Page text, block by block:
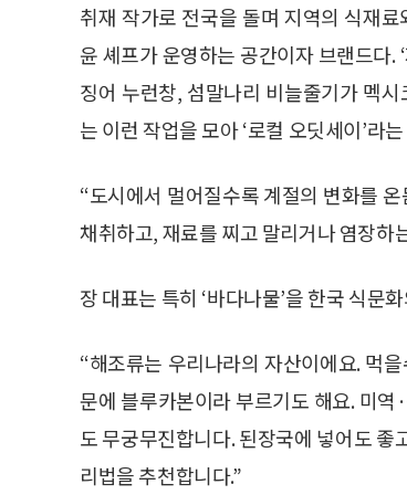
취재 작가로 전국을 돌며 지역의 식재
윤 셰프가 운영하는 공간이자 브랜드다.
징어 누런창, 섬말나리 비늘줄기가 멕
는 이런 작업을 모아 ‘로컬 오딧세이’라
“도시에서 멀어질수록 계절의 변화를
채취하고, 재료를 찌고 말리거나 염장하
장 대표는 특히 ‘바다나물’을 한국 식문
“해조류는 우리나라의 자산이에요. 먹
문에 블루카본이라 부르기도 해요. 미
도 무궁무진합니다. 된장국에 넣어도 좋
리법을 추천합니다.”